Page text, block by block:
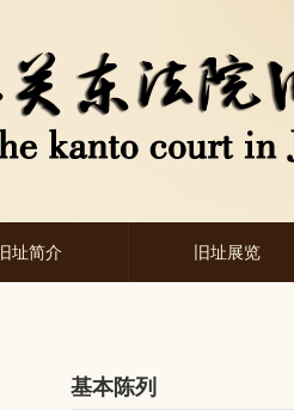
旧址简介 旧址展览
基本陈列